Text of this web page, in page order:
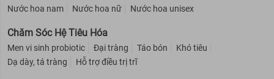
Nước hoa nam Nước hoa nữ Nước hoa unisex
Chăm Sóc Hệ Tiêu Hóa
Men vi sinh probiotic Đại tràng Táo bón
Khó tiêu
Dạ dày, tá tràng
Hỗ trợ điều trị trĩ